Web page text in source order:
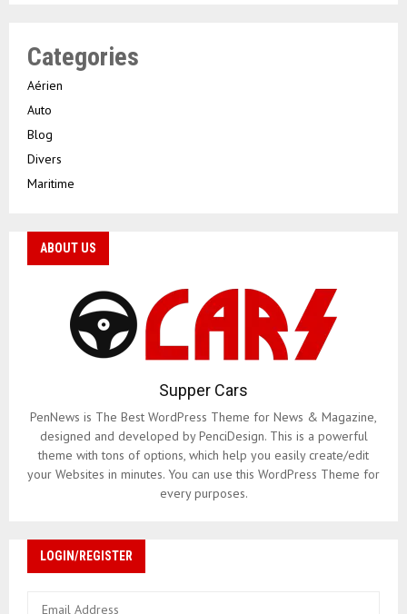
Categories
Aérien
Auto
Blog
Divers
Maritime
ABOUT US
Supper Cars
PenNews is The Best WordPress Theme for News & Magazine,
designed and developed by PenciDesign. This is a powerful
theme with tons of options, which help you easily create/edit
your Websites in minutes. You can use this WordPress Theme for
every purposes.
LOGIN/REGISTER